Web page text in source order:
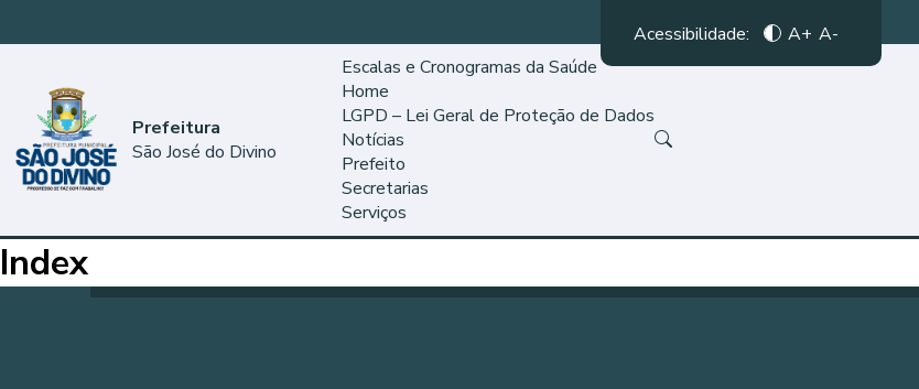
Acessibilidade: A+ A-
Prefeitura
São José do Divino
Escalas e Cronogramas da Saúde
Home
LGPD – Lei Geral de Proteção de Dados
Notícias
Prefeito
Secretarias
Serviços
Index